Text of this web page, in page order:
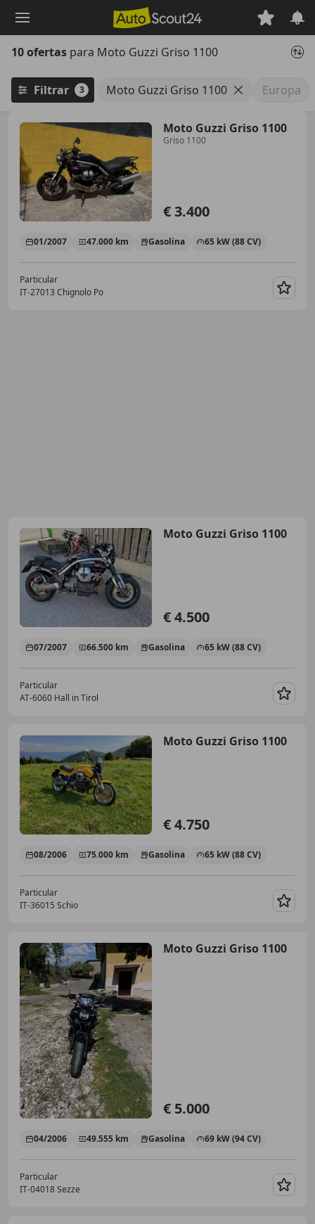
principal
10 ofertas para Moto Guzzi Griso 1100
Filtrar 3 Moto Guzzi Griso 1100 Europa
Moto Guzzi Griso 1100
Griso 1100
€ 3.400
01/2007 47.000 km Gasolina 65 kW (88 CV)
Particular
IT-27013 Chignolo Po
Moto Guzzi Griso 1100
€ 4.500
07/2007 66.500 km Gasolina 65 kW (88 CV)
Particular
AT-6060 Hall in Tirol
Moto Guzzi Griso 1100
€ 4.750
08/2006 75.000 km Gasolina 65 kW (88 CV)
Particular
IT-36015 Schio
Moto Guzzi Griso 1100
€ 5.000
04/2006 49.555 km Gasolina 69 kW (94 CV)
Particular
IT-04018 Sezze